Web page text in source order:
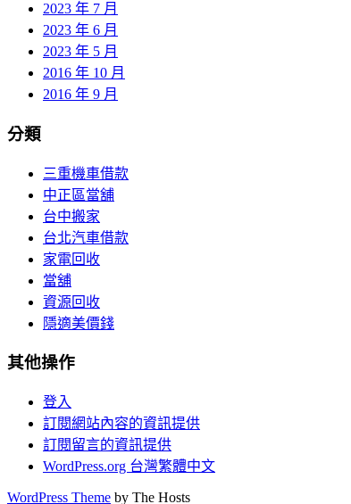
2023 年 7 月
2023 年 6 月
2023 年 5 月
2016 年 10 月
2016 年 9 月
分類
三重機車借款
中正區當舖
台中搬家
台北汽車借款
家電回收
當舖
資源回收
隱適美價錢
其他操作
登入
訂閱網站內容的資訊提供
訂閱留言的資訊提供
WordPress.org 台灣繁體中文
WordPress Theme by The Hosts